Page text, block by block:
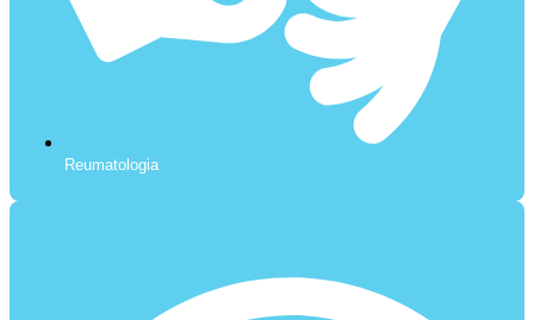
Reumatologia